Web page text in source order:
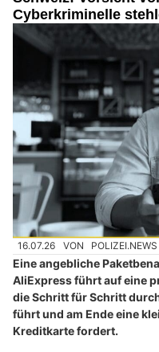
Cyberkriminelle
16.07.26 VON
Eine angebliche
AliExpress führt auf eine
die Schritt für Schritt
führt und am Ende eine
Kreditkarte fordert.